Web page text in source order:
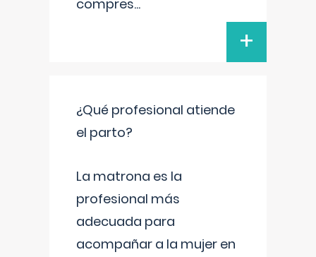
compres...
+
¿Qué profesional atiende
el parto?
La matrona es la
profesional más
adecuada para
acompañar a la mujer en